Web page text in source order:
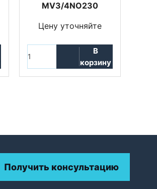
MV3/4NO230
Цену уточняйте
В
корзину
Получить консультацию